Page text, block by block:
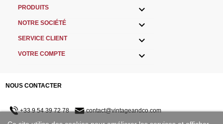
PRODUITS 
NOTRE SOCIÉTÉ 
SERVICE CLIENT 
VOTRE COMPTE 
NOUS CONTACTER
+33 9 54 39 72 78 contact@vintageandco.com